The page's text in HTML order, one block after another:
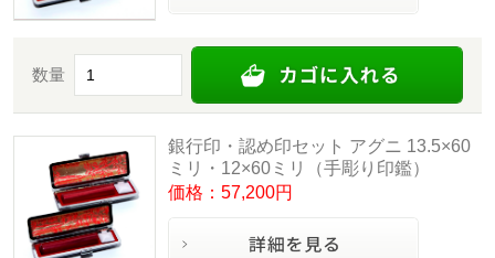
数量
銀行印・認め印セット アグニ 13.5×60
ミリ・12×60ミリ（手彫り印鑑）
価格：57,200円